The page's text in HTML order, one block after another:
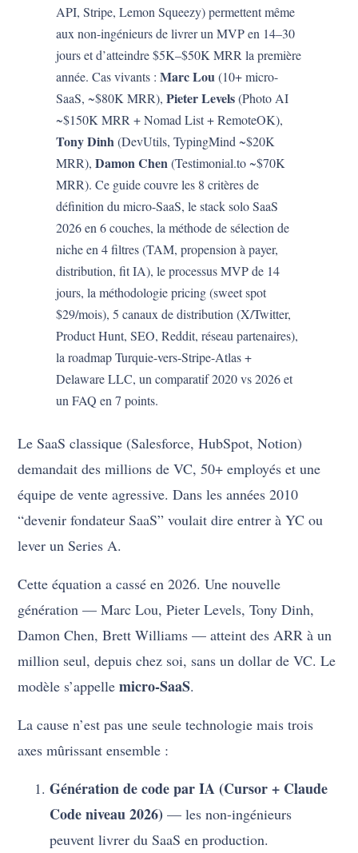
API, Stripe, Lemon Squeezy) permettent même
aux non-ingénieurs de livrer un MVP en 14–30
jours et d’atteindre $5K–$50K MRR la première
année. Cas vivants :Marc Lou(10+ micro-
SaaS, ~$80K MRR),Pieter Levels(Photo AI
~$150K MRR + Nomad List + RemoteOK),
Tony Dinh(DevUtils, TypingMind ~$20K
MRR),Damon Chen(Testimonial.to ~$70K
MRR). Ce guide couvre les 8 critères de
définition du micro-SaaS, le stack solo SaaS
2026 en 6 couches, la méthode de sélection de
niche en 4 filtres (TAM, propension à payer,
distribution, fit IA), le processus MVP de 14
jours, la méthodologie pricing (sweet spot
$29/mois), 5 canaux de distribution (X/Twitter,
Product Hunt, SEO, Reddit, réseau partenaires),
la roadmap Turquie-vers-Stripe-Atlas +
Delaware LLC, un comparatif 2020 vs 2026 et
un FAQ en 7 points.
Le SaaS classique (Salesforce, HubSpot, Notion)
demandait des millions de VC, 50+ employés et une
équipe de vente agressive. Dans les années 2010
“devenir fondateur SaaS” voulait dire entrer à YC ou
lever un Series A.
Cette équation a cassé en 2026. Une nouvelle
génération — Marc Lou, Pieter Levels, Tony Dinh,
Damon Chen, Brett Williams — atteint des ARR à un
million seul, depuis chez soi, sans un dollar de VC. Le
modèle s’appellemicro-SaaS.
La cause n’est pas une seule technologie mais trois
axes mûrissant ensemble :
Génération de code par IA (Cursor + Claude
Code niveau 2026) — les non-ingénieurs
peuvent livrer du SaaS en production.